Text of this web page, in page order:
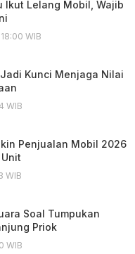
Ikut Lelang Mobil, Wajib
WIB
Kunci Menjaga Nilai
WIB
Penjualan Mobil 2026
WIB
Soal Tumpukan
Priok
WIB